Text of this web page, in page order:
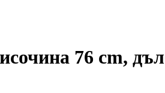
76 cm,